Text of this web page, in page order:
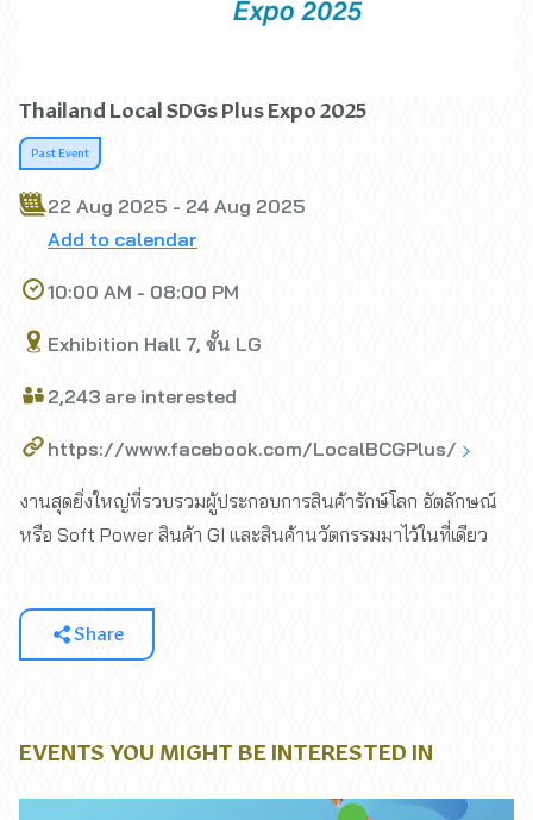
Thailand Local SDGs Plus Expo 2025
Past Event
22 Aug 2025 - 24 Aug 2025
Add to calendar
10:00 AM - 08:00 PM
Exhibition Hall 7, ชั้น LG
2,243 are interested
https://www.facebook.com/LocalBCGPlus/
งานสุดยิ่งใหญ่ที่รวบรวมผู้ประกอบการสินค้ารักษ์โลก อัตลักษณ์
หรือ Soft Power สินค้า GI และสินค้านวัตกรรมมาไว้ในที่เดียว
Share
EVENTS YOU MIGHT BE INTERESTED IN